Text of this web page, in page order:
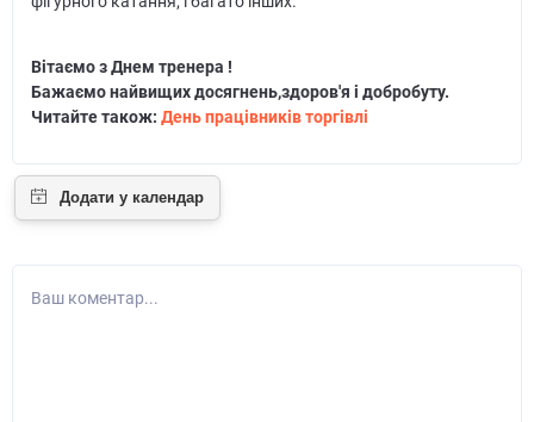
Вітаємо з Днем тренера !
Бажаємо найвищих досягнень,здоров'я і добробуту.
Читайте також: День працівників торгівлі
Ваш коментар...